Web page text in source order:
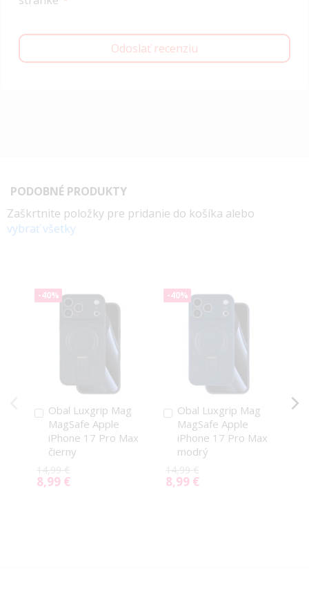
Odoslať recenziu
PODOBNÉ PRODUKTY
Zaškrtnite položky pre pridanie do košíka alebo
vybrať všetky
-40%
Obal Luxgrip Mag
MagSafe Apple
iPhone 17 Pro Max
čierny
14,99 €
Special
8,99 €
Pridať
do
košíka
-40%
Obal Luxgrip Mag
MagSafe Apple
iPhone 17 Pro Max
modrý
14,99 €
Special
8,99 €
Pridať
do
košíka